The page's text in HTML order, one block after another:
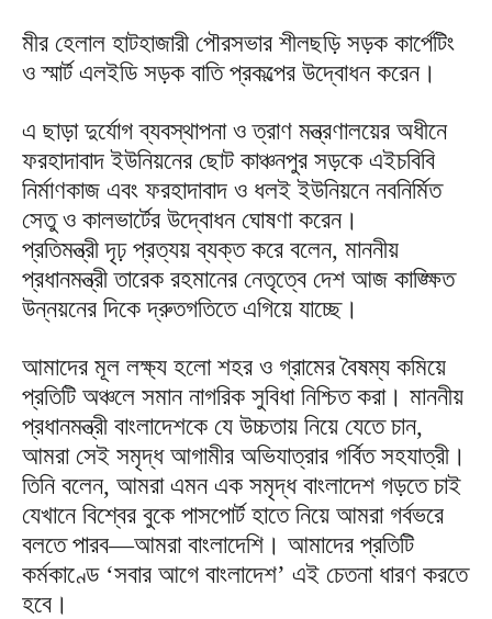
মীর হেলাল হাটহাজারী পৌরসভার শীলছড়ি সড়ক কার্পেটিং
ও স্মার্ট এলইডি সড়ক বাতি প্রকল্পের উদ্বোধন করেন।
এ ছাড়া দুর্যোগ ব্যবস্থাপনা ও ত্রাণ মন্ত্রণালয়ের অধীনে
ফরহাদাবাদ ইউনিয়নের ছোট কাঞ্চনপুর সড়কে এইচবিবি
নির্মাণকাজ এবং ফরহাদাবাদ ও ধলই ইউনিয়নে নবনির্মিত
সেতু ও কালভার্টের উদ্বোধন ঘোষণা করেন।
প্রতিমন্ত্রী দৃঢ় প্রত্যয় ব্যক্ত করে বলেন, মাননীয়
প্রধানমন্ত্রী তারেক রহমানের নেতৃত্বে দেশ আজ কাঙ্ক্ষিত
উন্নয়নের দিকে দ্রুতগতিতে এগিয়ে যাচ্ছে।
আমাদের মূল লক্ষ্য হলো শহর ও গ্রামের বৈষম্য কমিয়ে
প্রতিটি অঞ্চলে সমান নাগরিক সুবিধা নিশ্চিত করা। মাননীয়
প্রধানমন্ত্রী বাংলাদেশকে যে উচ্চতায় নিয়ে যেতে চান,
আমরা সেই সমৃদ্ধ আগামীর অভিযাত্রার গর্বিত সহযাত্রী।
তিনি বলেন, আমরা এমন এক সমৃদ্ধ বাংলাদেশ গড়তে চাই
যেখানে বিশ্বের বুকে পাসপোর্ট হাতে নিয়ে আমরা গর্বভরে
বলতে পারব—আমরা বাংলাদেশি। আমাদের প্রতিটি
কর্মকাণ্ডে ‘সবার আগে বাংলাদেশ’ এই চেতনা ধারণ করতে
হবে।